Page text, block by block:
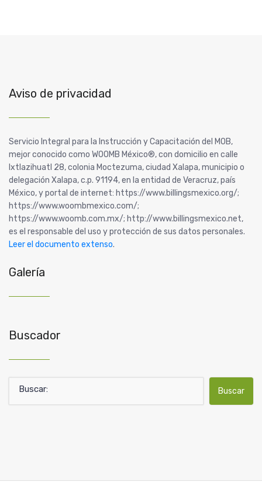
Aviso de privacidad
Servicio Integral para la Instrucción y Capacitación del MOB,
mejor conocido como WOOMB México®, con domicilio en calle
Ixtlazihuatl 28, colonia Moctezuma, ciudad Xalapa, municipio o
delegación Xalapa, c.p. 91194, en la entidad de Veracruz, país
México, y portal de internet: https://www.billingsmexico.org/;
https://www.woombmexico.com/;
https://www.woomb.com.mx/; http://www.billingsmexico.net,
es el responsable del uso y protección de sus datos personales.
Leer el documento extenso.
Galería
Buscador
Buscar: